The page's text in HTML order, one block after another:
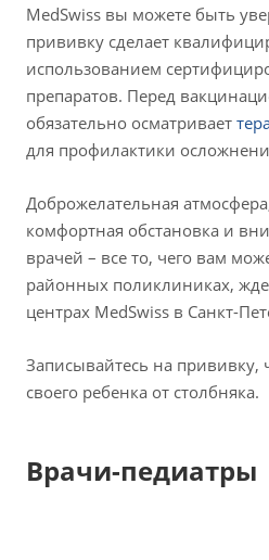
MedSwiss вы можете быть
прививку сделает
использованием
препаратов. Перед
обязательно осматривает
для профилактики
Доброжелательная
комфортная обстановка и
врачей – все то, чего вам
районных поликлиниках,
центрах MedSwiss в Санкт-
Записывайтесь на прививку,
своего ребенка от столбняка.
Врачи-педиатры